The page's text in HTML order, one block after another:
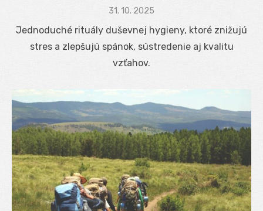
Posted
31. 10. 2025
Jednoduché rituály duševnej hygieny, ktoré znižujú
stres a zlepšujú spánok, sústredenie aj kvalitu
vzťahov.